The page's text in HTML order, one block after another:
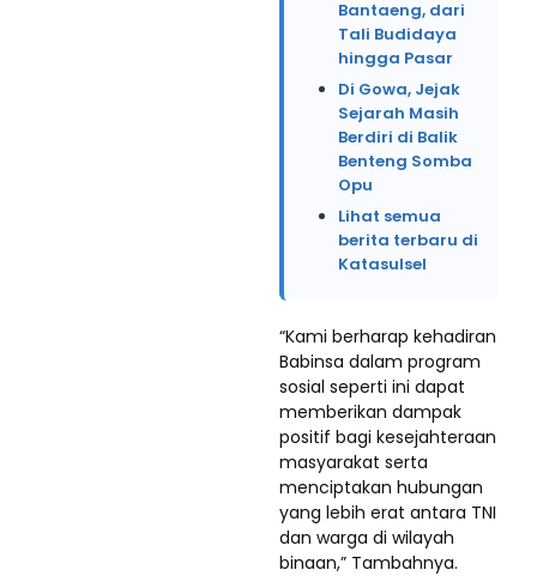
Bantaeng, dari
Tali Budidaya
hingga Pasar
Di Gowa, Jejak
Sejarah Masih
Berdiri di Balik
Benteng Somba
Opu
Lihat semua
berita terbaru di
Katasulsel
“Kami berharap kehadiran
Babinsa dalam program
sosial seperti ini dapat
memberikan dampak
positif bagi kesejahteraan
masyarakat serta
menciptakan hubungan
yang lebih erat antara TNI
dan warga di wilayah
binaan,” Tambahnya.